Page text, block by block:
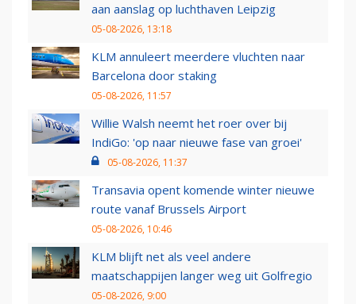
aan aanslag op luchthaven Leipzig
05-08-2026, 13:18
KLM annuleert meerdere vluchten naar
Barcelona door staking
05-08-2026, 11:57
Willie Walsh neemt het roer over bij
IndiGo: 'op naar nieuwe fase van groei'
05-08-2026, 11:37
Transavia opent komende winter nieuwe
route vanaf Brussels Airport
05-08-2026, 10:46
KLM blijft net als veel andere
maatschappijen langer weg uit Golfregio
05-08-2026, 9:00